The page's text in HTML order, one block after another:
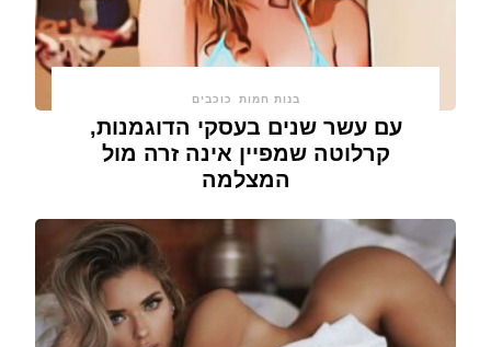
בנות חמות כוכבים
עם עשר שנים בעסקי הדוגמנות,
קרלוטה שמפיין אינה זרה מול
המצלמה